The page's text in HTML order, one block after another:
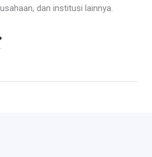
dan institusi lainnya.